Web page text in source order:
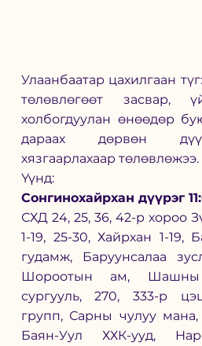
Улаанбаатар цахилгаан
төлөвлөгөөт засвар,
холбогдуулан өнөөдөр
дараах дөрвөн
хязгаарлахаар төлөвлөжээ.
Үүнд:
Сонгинохайрхан дүүрэг
СХД 24, 25, 36, 42-р хороо
1-19, 25-30, Хайрхан 1-19,
гудамж, Баруунсалаа
Шороотын ам, Шашны
сургууль, 270, 333-р
групп, Сарны чулуу
Баян-Уул ХХК-ууд,